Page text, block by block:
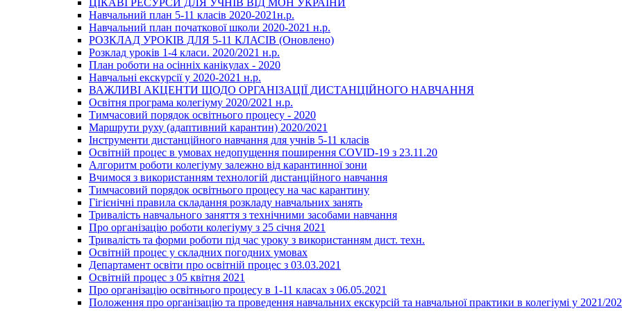
ЦІКАВІ РЕСУРСИ ДЛЯ УЧНІВ ВІД МОН УКРАЇНИ
Навчальний план 5-11 класів 2020-2021н.р.
Навчальний план початкової школи 2020-2021 н.р.
РОЗКЛАД УРОКІВ ДЛЯ 5-11 КЛАСІВ (Оновлено)
Розклад уроків 1-4 класи. 2020/2021 н.р.
План роботи на осінніх канікулах - 2020
Навчальні екскурсії у 2020-2021 н.р.
ВАЖЛИВІ АКЦЕНТИ ЩОДО ОРГАНІЗАЦІЇ ДИСТАНЦІЙНОГО НАВЧАННЯ
Освітня програма колегіуму 2020/2021 н.р.
Тимчасовий порядок освітнього процесу - 2020
Маршрути руху (адаптивний карантин) 2020/2021
Інструменти дистанційного навчання для учнів 5-11 класів
Освітній процес в умовах недопущення поширення COVID-19 з 23.11.20
Алгоритм роботи колегіуму залежно від карантинної зони
Вчимося з використанням технологій дистанційного навчання
Тимчасовий порядок освітнього процесу на час карантину
Гігієнічні правила складання розкладу навчальних занять
Тривалість навчального заняття з технічними засобами навчання
Про організацію роботи колегіуму з 25 січня 2021
Тривалість та форми роботи під час уроку з використанням дист. техн.
Освітній процес у складних погодних умовах
Департамент освіти про освітній процес з 03.03.2021
Освітній процес з 05 квітня 2021
Про організацію освітнього процесу в 1-11 класах з 06.05.2021
Положення про організацію та проведення навчальних екскурсій та навчальної практики в колегіумі у 2021/